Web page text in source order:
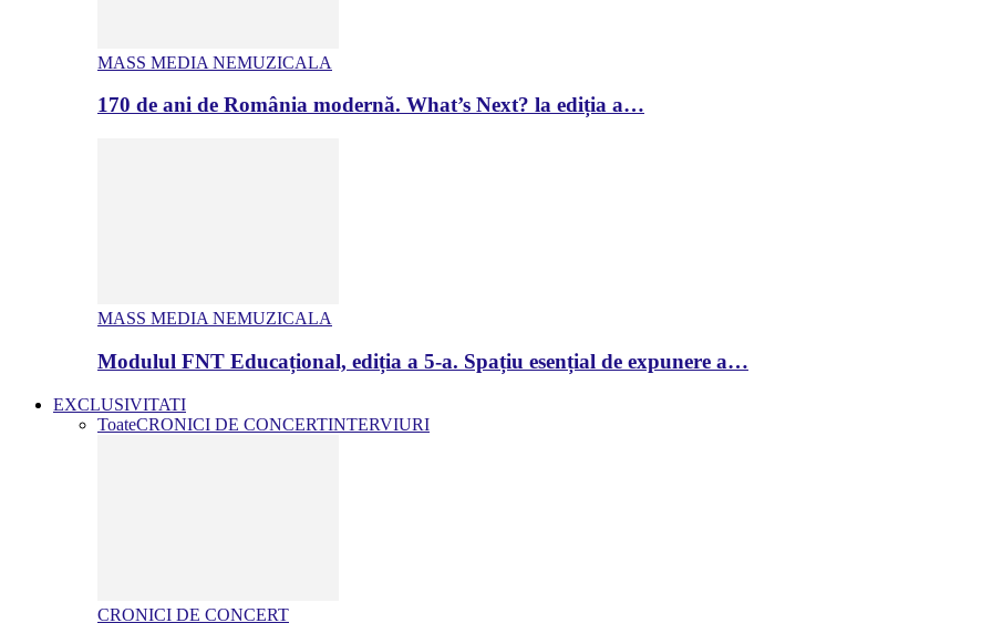
MASS MEDIA NEMUZICALA
170 de ani de România modernă. What’s Next? la ediția a…
MASS MEDIA NEMUZICALA
Modulul FNT Educațional, ediția a 5-a. Spațiu esențial de expunere a…
EXCLUSIVITATI
ToateCRONICI DE CONCERTINTERVIURI
CRONICI DE CONCERT